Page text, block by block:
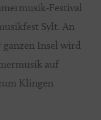
Festival
Sylt. An
ganzen Insel wird
auf
Klingen